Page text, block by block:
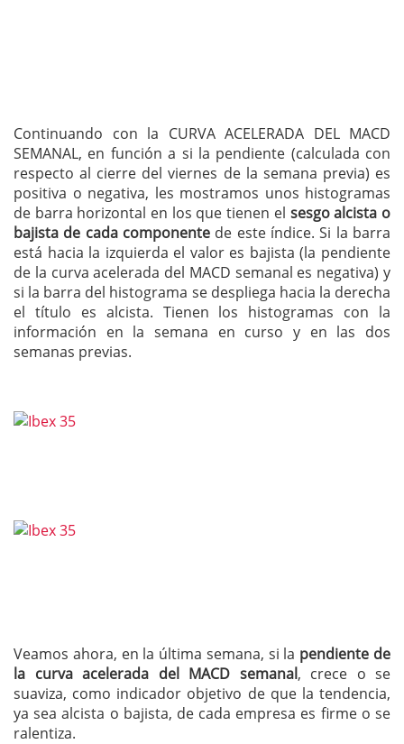
Continuando con la CURVA ACELERADA DEL MACD
SEMANAL, en función a si la pendiente (calculada con
respecto al cierre del viernes de la semana previa) es
positiva o negativa, les mostramos unos histogramas
de barra horizontal en los que tienen el sesgo alcista o
bajista de cada componente de este índice. Si la barra
está hacia la izquierda el valor es bajista (la pendiente
de la curva acelerada del MACD semanal es negativa) y
si la barra del histograma se despliega hacia la derecha
el título es alcista. Tienen los histogramas con la
información en la semana en curso y en las dos
semanas previas.
Veamos ahora, en la última semana, si la pendiente de
la curva acelerada del MACD semanal, crece o se
suaviza, como indicador objetivo de que la tendencia,
ya sea alcista o bajista, de cada empresa es firme o se
ralentiza.